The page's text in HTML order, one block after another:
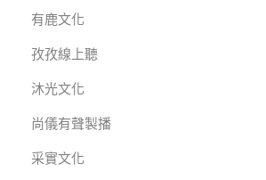
有鹿文化
孜孜線上聽
沐光文化
尚儀有聲製播
采實文化